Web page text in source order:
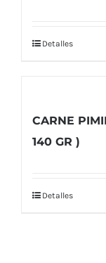
Detalles
CARNE
140 GR )
Detalles